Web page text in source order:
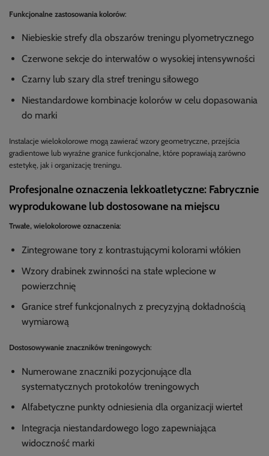
Funkcjonalne zastosowania kolorów:
Niebieskie strefy dla obszarów treningu plyometrycznego
Czerwone sekcje do interwałów o wysokiej intensywności
Czarny lub szary dla stref treningu siłowego
Niestandardowe kombinacje kolorów w celu dopasowania
do marki
Instalacje wielokolorowe mogą zawierać wzory geometryczne, przejścia
gradientowe lub wyraźne granice funkcjonalne, które poprawiają zarówno
estetykę, jak i organizację treningu.
Profesjonalne oznaczenia lekkoatletyczne: Fabrycznie
wyprodukowane lub dostosowane na miejscu
Trwałe, wielokolorowe oznaczenia:
Zintegrowane tory z kontrastującymi kolorami włókien
Wzory drabinek zwinności na stałe wplecione w
powierzchnię
Granice stref funkcjonalnych z precyzyjną dokładnością
wymiarową
Dostosowywanie znaczników treningowych:
Numerowane znaczniki pozycjonujące dla
systematycznych protokołów treningowych
Alfabetyczne punkty odniesienia dla organizacji wierteł
Integracja niestandardowego logo zapewniająca
widoczność marki